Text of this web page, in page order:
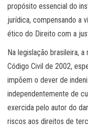
propósito essencial do
jurídica, compensando a
ético do Direito com a
Na legislação brasileira,
Código Civil de 2002,
impõem o dever de
independentemente de
exercida pelo autor do
riscos aos direitos de